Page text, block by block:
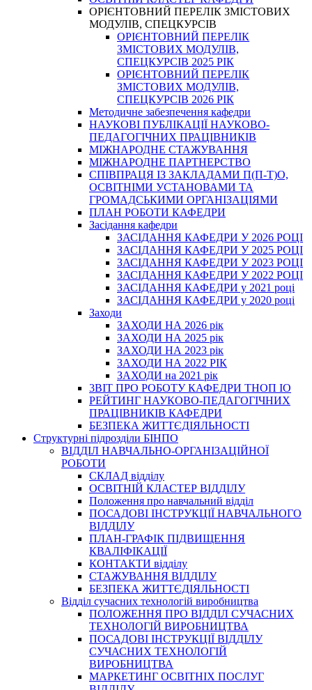
ОРІЄНТОВНИЙ ПЕРЕЛІК ЗМІСТОВИХ
МОДУЛІВ, СПЕЦКУРСІВ
ОРІЄНТОВНИЙ ПЕРЕЛІК
ЗМІСТОВИХ МОДУЛІВ,
СПЕЦКУРСІВ 2025 РІК
ОРІЄНТОВНИЙ ПЕРЕЛІК
ЗМІСТОВИХ МОДУЛІВ,
СПЕЦКУРСІВ 2026 РІК
Методичне забезпечення кафедри
НАУКОВІ ПУБЛІКАЦІЇ НАУКОВО-
ПЕДАГОГІЧНИХ ПРАЦІВНИКІВ
МІЖНАРОДНЕ СТАЖУВАННЯ
МІЖНАРОДНЕ ПАРТНЕРСТВО
СПІВПРАЦЯ ІЗ ЗАКЛАДАМИ П(П-Т)О,
ОСВІТНІМИ УСТАНОВАМИ ТА
ГРОМАДСЬКИМИ ОРГАНІЗАЦІЯМИ
ПЛАН РОБОТИ КАФЕДРИ
Засідання кафедри
ЗАСІДАННЯ КАФЕДРИ У 2026 РОЦІ
ЗАСІДАННЯ КАФЕДРИ У 2025 РОЦІ
ЗАСІДАННЯ КАФЕДРИ У 2023 РОЦІ
ЗАСІДАННЯ КАФЕДРИ У 2022 РОЦІ
ЗАСІДАННЯ КАФЕДРИ у 2021 році
ЗАСІДАННЯ КАФЕДРИ у 2020 році
Заходи
ЗАХОДИ НА 2026 рік
ЗАХОДИ НА 2025 рік
ЗАХОДИ НА 2023 рік
ЗАХОДИ НА 2022 РІК
ЗАХОДИ на 2021 рік
3BIT ПРО РОБОТУ КАФЕДРИ ТНОП ІО
РЕЙТИНГ НАУКОВО-ПЕДАГОГІЧНИХ
ПРАЦІВНИКІВ КАФЕДРИ
БЕЗПЕКА ЖИТТЄДІЯЛЬНОСТІ
Структурні підрозділи БІНПО
ВІДДІЛ НАВЧАЛЬНО-ОРГАНІЗАЦІЙНОЇ
РОБОТИ
СКЛАД відділу
ОСВІТНІЙ КЛАСТЕР ВІДДІЛУ
Положення про навчальний вiддiл
ПОСАДОВІ ІНСТРУКЦІЇ НАВЧАЛЬНОГО
ВІДДІЛУ
ПЛАН-ГРАФІК ПІДВИЩЕННЯ
КВАЛІФІКАЦІЇ
КОНТАКТИ відділу
СТАЖУВАННЯ ВІДДІЛУ
БЕЗПЕКА ЖИТТЄДІЯЛЬНОСТІ
Відділ сучасних технологій виробництва
ПОЛОЖЕННЯ ПРО ВІДДІЛ СУЧАСНИХ
ТЕХНОЛОГІЙ ВИРОБНИЦТВА
ПОСАДОВІ ІНСТРУКЦІЇ ВІДДІЛУ
СУЧАСНИХ ТЕХНОЛОГІЙ
ВИРОБНИЦТВА
МАРКЕТИНГ ОСВІТНІХ ПОСЛУГ